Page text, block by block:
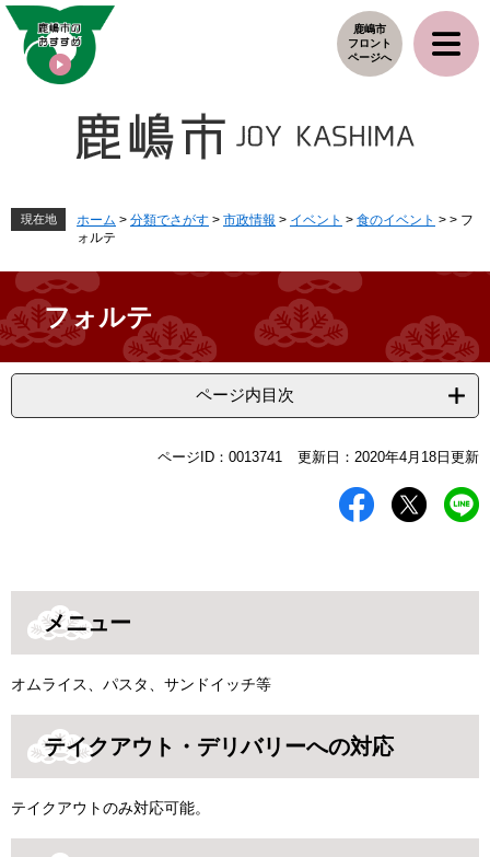
ペ
メ
鹿嶋市
フロント
ページへ
現在地 ホーム > 分類でさがす > 市政情報 > イベント > 食のイベント > > フ
ォルテ
フォルテ
ページ内目次
ページID：0013741 更新日：2020年4月18日更新
メニュー
オムライス、パスタ、サンドイッチ等
テイクアウト・デリバリーへの対応
テイクアウトのみ対応可能。